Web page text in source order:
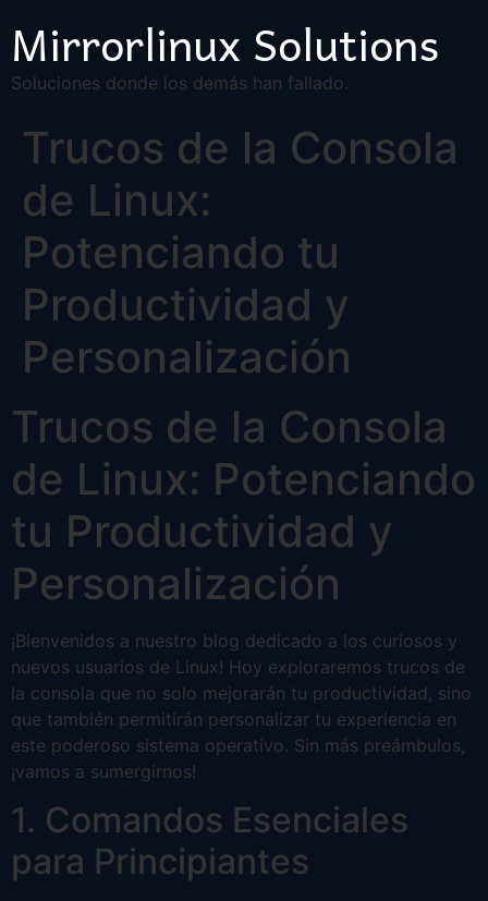
Mirrorlinux Solutions
Soluciones donde los demás han fallado.
Trucos de la Consola
de Linux:
Potenciando tu
Productividad y
Personalización
Trucos de la Consola
de Linux: Potenciando
tu Productividad y
Personalización
¡Bienvenidos a nuestro blog dedicado a los curiosos y
nuevos usuarios de Linux! Hoy exploraremos trucos de
la consola que no solo mejorarán tu productividad, sino
que también permitirán personalizar tu experiencia en
este poderoso sistema operativo. Sin más preámbulos,
¡vamos a sumergirnos!
1. Comandos Esenciales
para Principiantes